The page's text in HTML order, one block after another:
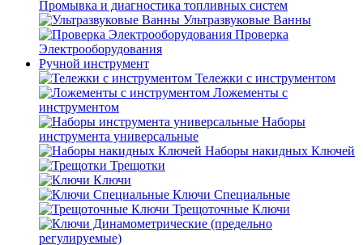
Промывка и диагностика топливных систем
Ультразвуковые Ванны
Проверка
Электрооборудования
Ручной инструмент
Тележки с инструментом
Ложементы с
инструментом
Наборы
инструмента универсальные
Наборы накидных Ключей
Трещотки
Ключи
Ключи Специальные
Трещоточные Ключи